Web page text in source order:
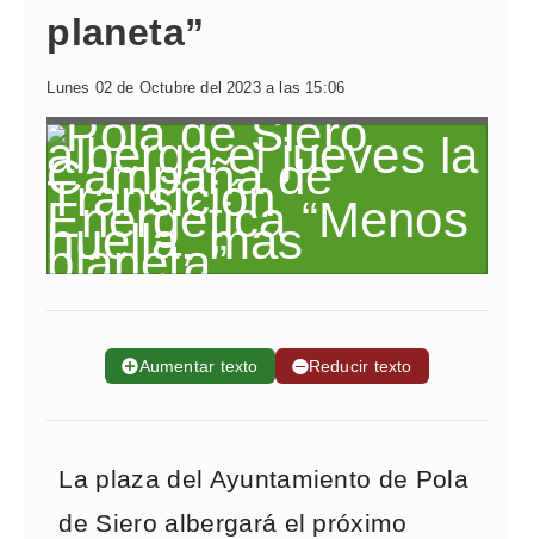
planeta”
Lunes 02 de Octubre del 2023 a las 15:06
➕Aumentar texto ➖Reducir texto
La plaza del Ayuntamiento de Pola
de Siero albergará el próximo